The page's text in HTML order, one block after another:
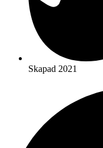
Skapad 2021